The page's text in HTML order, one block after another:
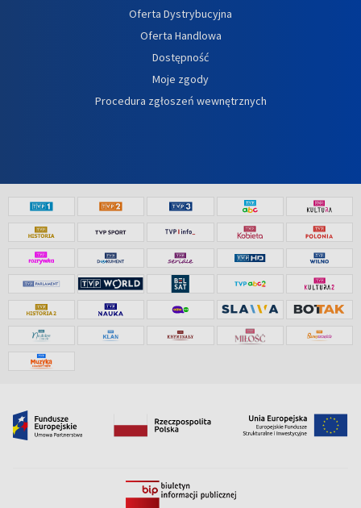
Oferta Dystrybucyjna
Oferta Handlowa
Dostępność
Moje zgody
Procedura zgłoszeń wewnętrznych